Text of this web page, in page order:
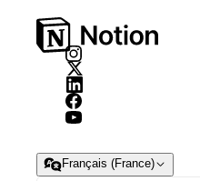
Français (France)